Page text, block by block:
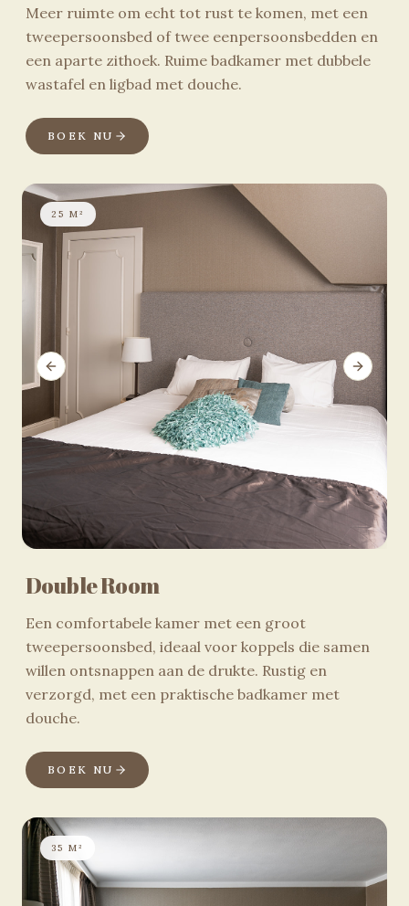
Meer ruimte om echt tot rust te komen, met een
tweepersoonsbed of twee eenpersoonsbedden en
een aparte zithoek. Ruime badkamer met dubbele
wastafel en ligbad met douche.
BOEK NU
Previous slide Next
25 M²
Double Room
Een comfortabele kamer met een groot
tweepersoonsbed, ideaal voor koppels die samen
willen ontsnappen aan de drukte. Rustig en
verzorgd, met een praktische badkamer met
douche.
BOEK NU
35 M²